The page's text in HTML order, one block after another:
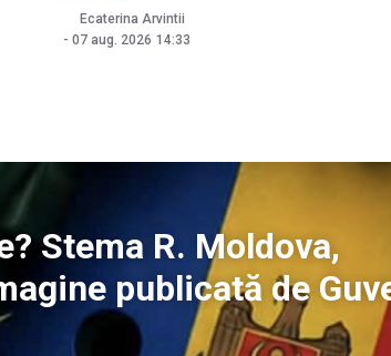
Ecaterina Arvintii
- 07 aug. 2026 14:33
Stema R. Moldova,
publicată de